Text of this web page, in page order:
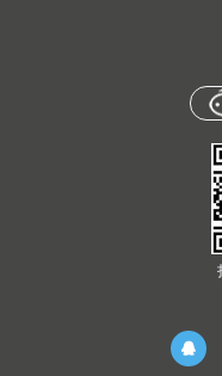
M16 x 1 内螺纹转 tube
M16 x 1 内螺纹转 tube 3/8” 外